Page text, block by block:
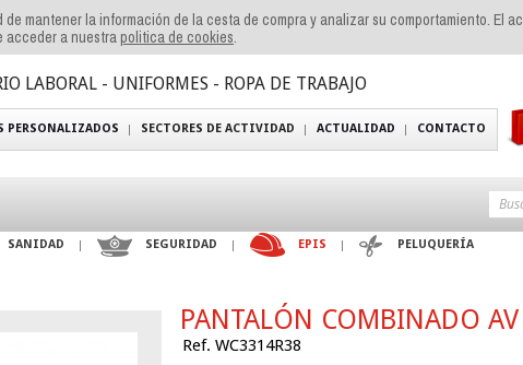
mantener la información de la cesta de compra y analizar su comportamiento. El
acceder a nuestrapolitica de cookies.
LABORAL - UNIFORMES - ROPA DE TRABAJO
PERSONALIZADOS SECTORES DE ACTIVIDAD ACTUALIDAD CONTACTO
SANIDAD SEGURIDAD EPIS PELUQUERÍA
PANTALÓN COMBINADO AV
Ref. WC3314R38